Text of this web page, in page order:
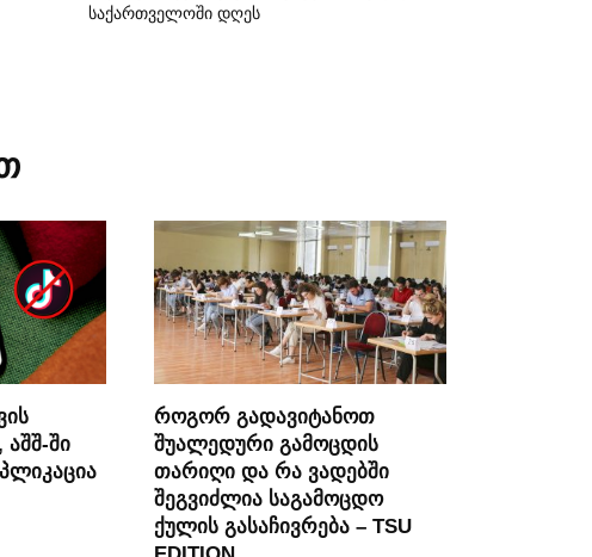
საქართველოში დღეს
აშშ-ში
როგორ გადავიტანოთ
შუალედური გამოცდის
თარიღი და რა ვადებში
შეგვიძლია საგამოცდო
ქულის გასაჩივრება – TSU